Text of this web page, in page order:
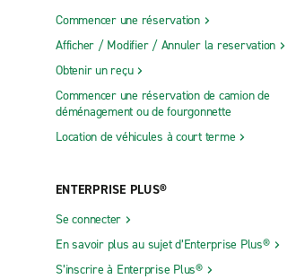
Commencer une réservation
Afficher / Modifier / Annuler la reservation
Obtenir un reçu
Commencer une réservation de camion de
déménagement ou de fourgonnette
Location de véhicules à court terme
ENTERPRISE PLUS®
Se connecter
En savoir plus au sujet d’Enterprise Plus®
S’inscrire à Enterprise Plus®